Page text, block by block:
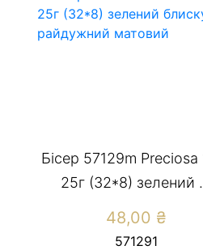
Бісер 57129m Preсiosa
25г (32*8) зелений
48,00 ₴
571291